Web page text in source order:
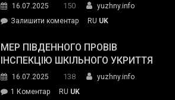
силових
та
органів:
«Наш
спільний
16.07.2025 150
yuzhny.info
Залишити коментарon
ДСНС
власноруч
пожежу
у
RU UK
МЕР ПІВДЕННОГО ПРОВІВ
ІНСПЕКЦІЮ ШКІЛЬНОГО УКРИТТЯ
16.07.2025 138
yuzhny.info
1 Коментардо RU UK